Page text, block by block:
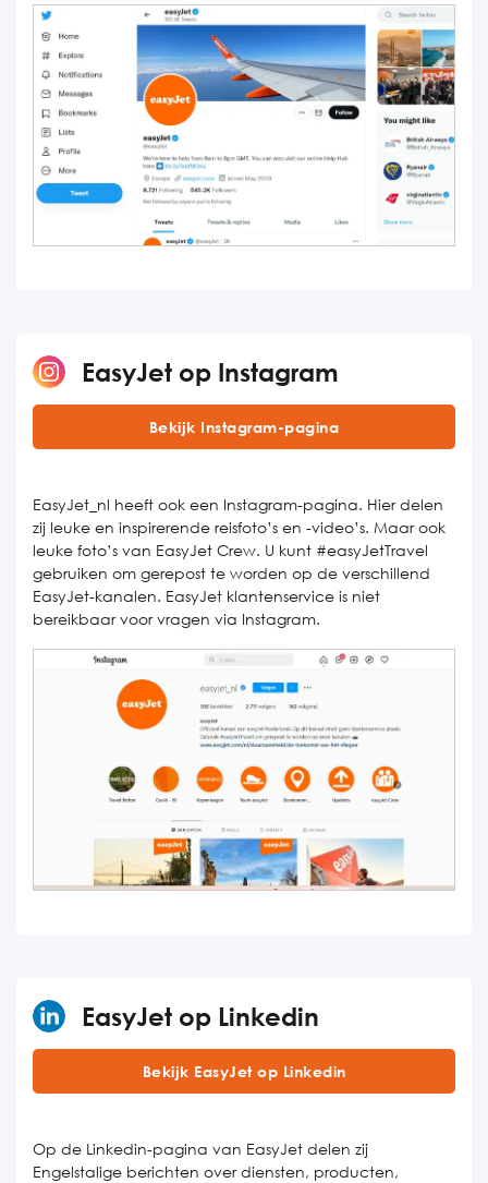
EasyJet op Instagram
Bekijk Instagram-pagina
EasyJet_nl heeft ook een Instagram-pagina. Hier delen
zij leuke en inspirerende reisfoto’s en -video’s. Maar ook
leuke foto’s van EasyJet Crew. U kunt #easyJetTravel
gebruiken om gerepost te worden op de verschillend
EasyJet-kanalen. EasyJet klantenservice is niet
bereikbaar voor vragen via Instagram.
EasyJet op Linkedin
Bekijk EasyJet op Linkedin
Op de Linkedin-pagina van EasyJet delen zij
Engelstalige berichten over diensten, producten,